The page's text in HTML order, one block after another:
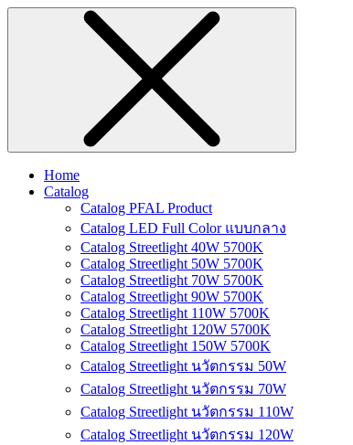
Home
Catalog
Catalog PFAL Product
Catalog LED Full Color แบบกลาง
Catalog Streetlight 40W 5700K
Catalog Streetlight 50W 5700K
Catalog Streetlight 70W 5700K
Catalog Streetlight 90W 5700K
Catalog Streetlight 110W 5700K
Catalog Streetlight 120W 5700K
Catalog Streetlight 150W 5700K
Catalog Streetlight นวัตกรรม 50W
Catalog Streetlight นวัตกรรม 70W
Catalog Streetlight นวัตกรรม 110W
Catalog Streetlight นวัตกรรม 120W